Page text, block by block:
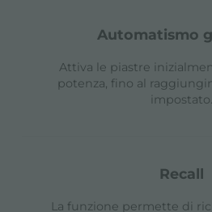
automatismo
Attiva le piastre
potenza, fino al
impostato.
recall
La funzione permette di